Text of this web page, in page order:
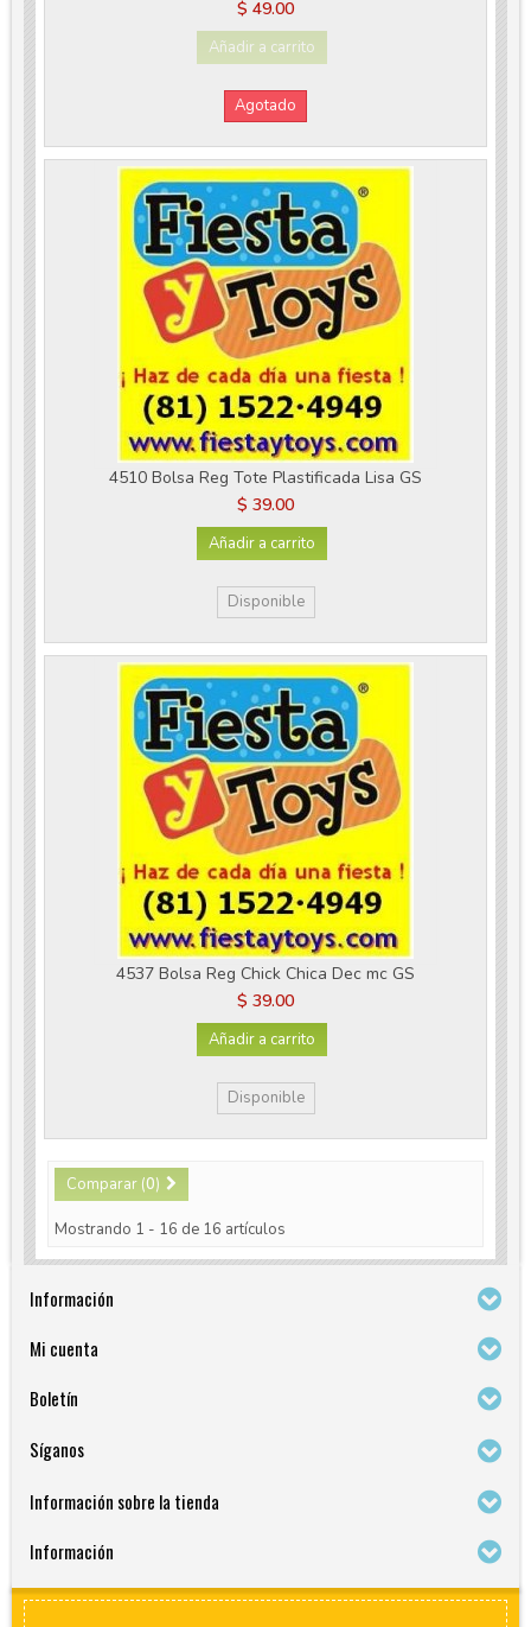
$ 49.00
Añadir a carrito
Agotado
4510 Bolsa Reg Tote Plastificada Lisa GS
$ 39.00
Añadir a carrito
Disponible
4537 Bolsa Reg Chick Chica Dec mc GS
$ 39.00
Añadir a carrito
Disponible
Comparar (0)
Mostrando 1 - 16 de 16 artículos
Información
Mi cuenta
Boletín
Síganos
Información sobre la tienda
Información